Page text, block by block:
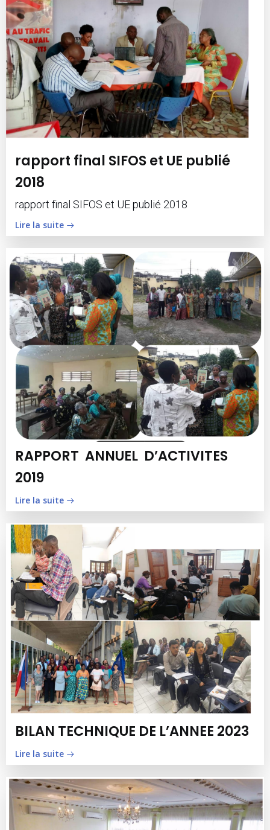
rapport final SIFOS et UE publié
2018
rapport final SIFOS et UE publié 2018
Lire la suite
RAPPORT ANNUEL D’ACTIVITES
2019
Lire la suite
BILAN TECHNIQUE DE L’ANNEE 2023
Lire la suite